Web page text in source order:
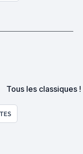
Tous les classiques !